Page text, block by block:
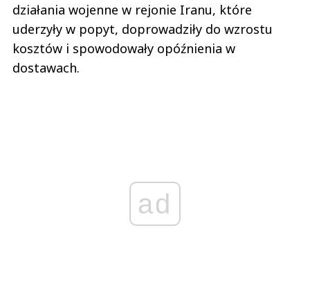
działania wojenne w rejonie Iranu, które
uderzyły w popyt, doprowadziły do wzrostu
kosztów i spowodowały opóźnienia w
dostawach.
ad